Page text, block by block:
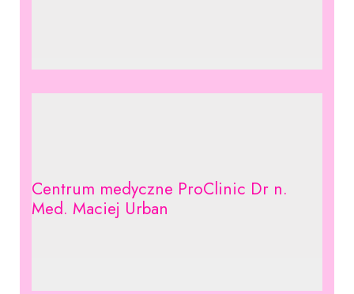
Centrum medyczne ProClinic Dr n.
Med. Maciej Urban